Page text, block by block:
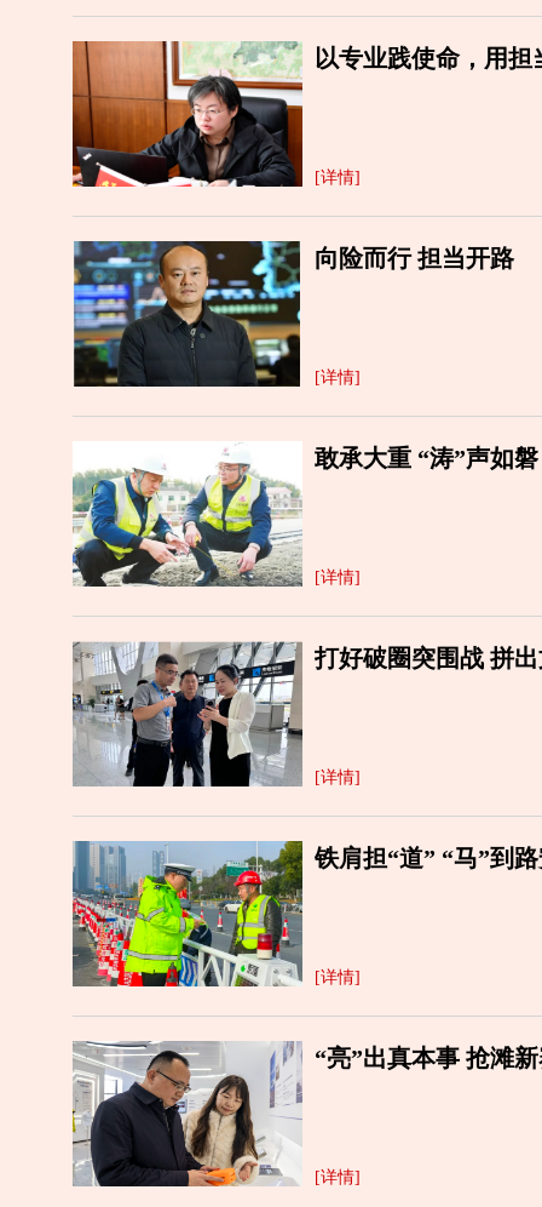
以专业践使命，用担
[详情]
向险而行 担当开路
[详情]
敢承大重 “涛”声如磐
[详情]
打好破圈突围战 拼
[详情]
铁肩担“道” “马”到
[详情]
“亮”出真本事 抢滩
[详情]